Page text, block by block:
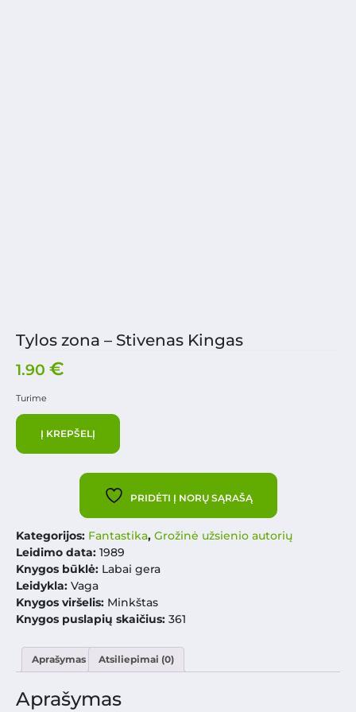
Tylos zona – Stivenas Kingas
1.90 €
Turime
Į KREPŠELĮ
PRIDĖTI Į NORŲ SĄRAŠĄ
Kategorijos: Fantastika, Grožinė užsienio autorių
Leidimo data: 1989
Knygos būklė: Labai gera
Leidykla: Vaga
Knygos viršelis: Minkštas
Knygos puslapių skaičius: 361
Aprašymas Atsiliepimai (0)
Aprašymas